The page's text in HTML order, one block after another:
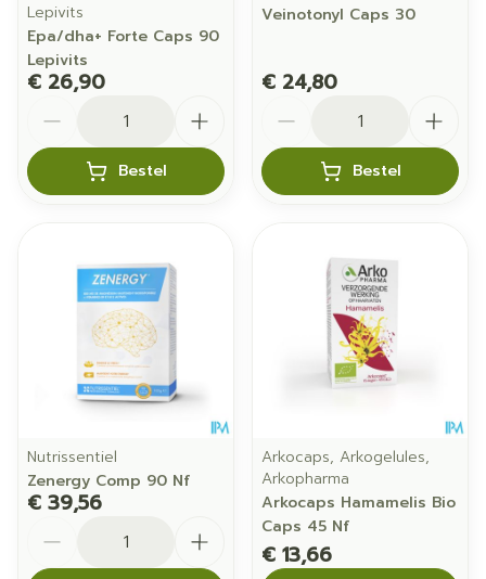
Lepivits
Epa/dha+ Forte Caps 90
Lepivits
€ 26,90
Bestel
Veinotonyl Caps 30
€ 24,80
Bestel
Nutrissentiel
Zenergy Comp 90 Nf
€ 39,56
Arkocaps, Arkogelules,
Arkopharma
Arkocaps Hamamelis Bio
Caps 45 Nf
€ 13,66